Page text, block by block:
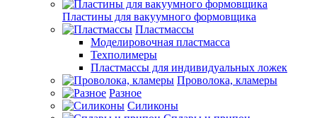
Пластины для вакуумного формовщика
Пластмассы
Моделировочная пластмасса
Техполимеры
Пластмассы для индивидуальных ложек
Проволока, кламеры
Разное
Силиконы